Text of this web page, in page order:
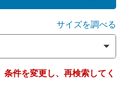
サイズを調べる
件を変更し、再検索してく